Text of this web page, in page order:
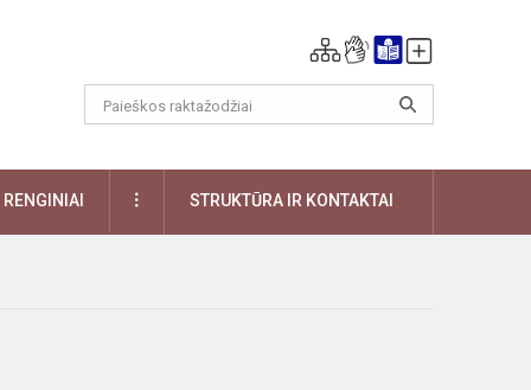
RENGINIAI DAUGIAUSTRUKTŪRA IR KONTAKTAI